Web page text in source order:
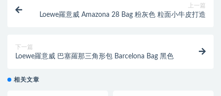
上一篇
Loewe羅意威 Amazona 28 Bag 粉灰色 粒面小牛皮打造
下一篇
Loewe羅意威 巴塞羅那三角形包 Barcelona Bag 黑色
相关文章